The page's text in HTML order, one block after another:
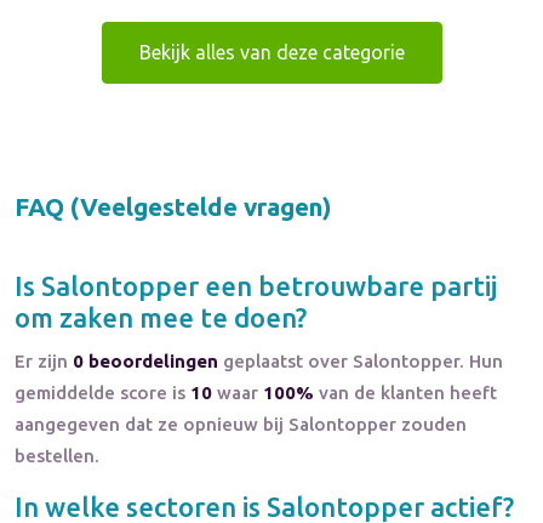
Bekijk alles van deze categorie
FAQ (Veelgestelde vragen)
Is Salontopper een betrouwbare partij
om zaken mee te doen?
Er zijn 0 beoordelingen geplaatst over Salontopper. Hun
gemiddelde score is 10 waar 100% van de klanten heeft
aangegeven dat ze opnieuw bij Salontopper zouden
bestellen.
In welke sectoren is Salontopper actief?